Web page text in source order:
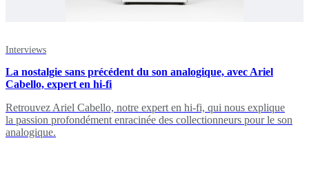
Interviews
La nostalgie sans précédent du son analogique, avec Ariel
Cabello, expert en hi-fi
Retrouvez Ariel Cabello, notre expert en hi-fi, qui nous explique
la passion profondément enracinée des collectionneurs pour le son
analogique.